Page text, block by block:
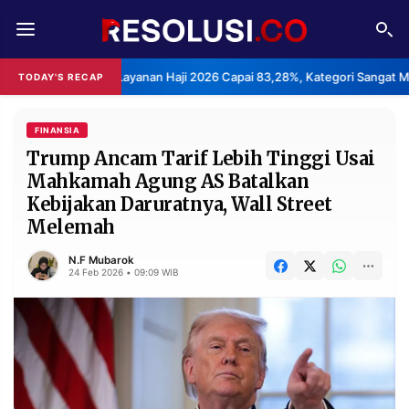
TODAY'S RECAP
Layanan Haji 2026 Capai 83,28%, Kategori Sangat Memuaskan.
REDAKSI TENTANG
RESOLUSI IKLAN
RUBRIKASI
EDITORIAL AKSARA
DAERAH NASIONAL
MANCA
INFORMASI
FINANSIA
Trump Ancam Tarif Lebih Tinggi Usai
Mahkamah Agung AS Batalkan
Kebijakan Daruratnya, Wall Street
Melemah
N.F Mubarok
24 Feb 2026 • 09:09 WIB